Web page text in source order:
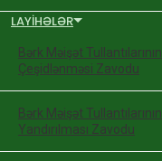
LAYIHƏLƏR
Bərk Məişət Tullantılarının
Çeşidlənməsi Zavodu
Bərk Məişət Tullantılarının
Yandırılması Zavodu